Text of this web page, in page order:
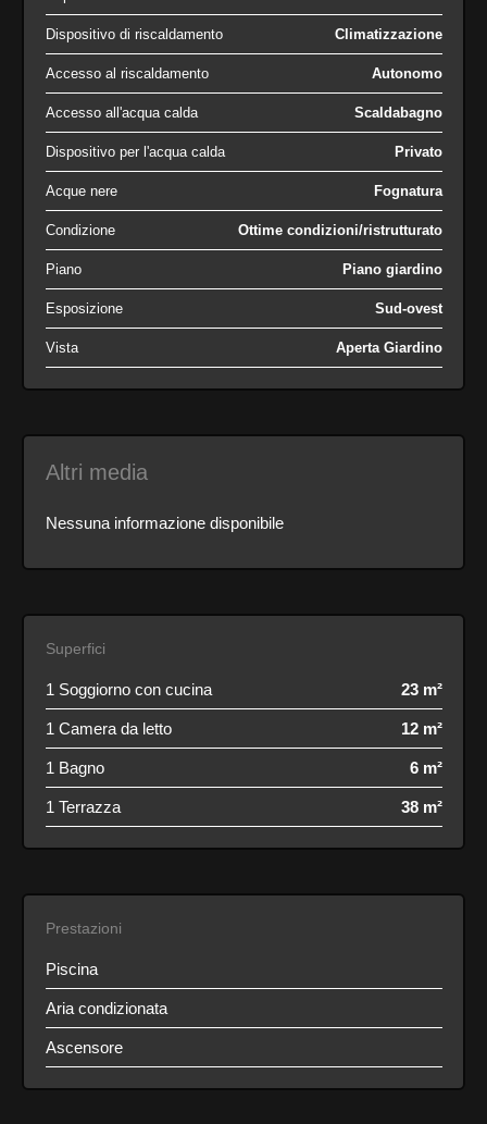
Dispositivo di riscaldamento Climatizzazione
Accesso al riscaldamento Autonomo
Accesso all'acqua calda Scaldabagno
Dispositivo per l'acqua calda Privato
Acque nere Fognatura
Condizione Ottime condizioni/ristrutturato
Piano Piano giardino
Esposizione Sud-ovest
Vista Aperta Giardino
Altri media
Nessuna informazione disponibile
Superfici
1 Soggiorno con cucina 23 m²
1 Camera da letto 12 m²
1 Bagno 6 m²
1 Terrazza 38 m²
Prestazioni
Piscina
Aria condizionata
Ascensore